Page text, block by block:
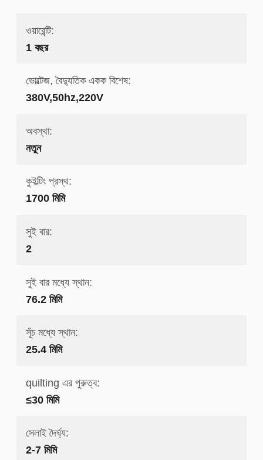
ওয়ারেন্টি:
1 বছর
ভোল্টেজ, বৈদ্যুতিক একক বিশেষ:
380V,50hz,220V
অবস্থা:
নতুন
কুইল্টিং প্রস্থ:
1700 মিমি
সুই বার:
2
সুই বার মধ্যে স্থান:
76.2 মিমি
সূঁচ মধ্যে স্থান:
25.4 মিমি
quilting এর পুরুত্ব:
≤30 মিমি
সেলাই দৈর্ঘ্য:
2-7 মিমি